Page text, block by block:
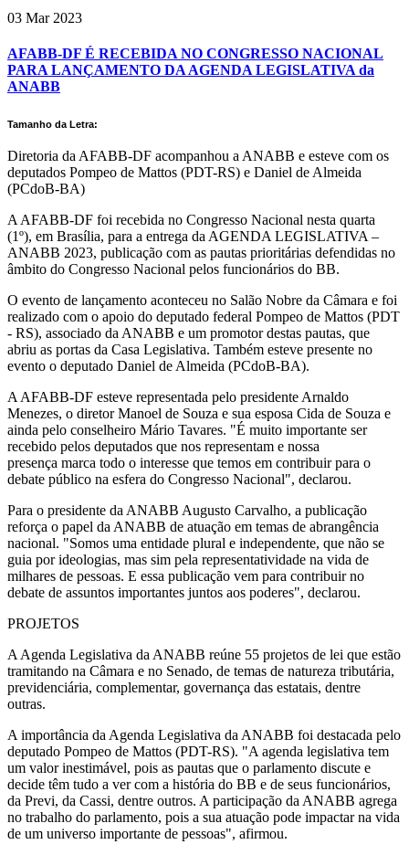
03 Mar 2023
AFABB-DF É RECEBIDA NO CONGRESSO NACIONAL
PARA LANÇAMENTO DA AGENDA LEGISLATIVA da
ANABB
Tamanho da Letra:
Diretoria da AFABB-DF acompanhou a ANABB e esteve com os
deputados Pompeo de Mattos (PDT-RS) e Daniel de Almeida
(PCdoB-BA)
A AFABB-DF foi recebida no Congresso Nacional nesta quarta
(1º), em Brasília, para a entrega da AGENDA LEGISLATIVA –
ANABB 2023, publicação com as pautas prioritárias defendidas no
âmbito do Congresso Nacional pelos funcionários do BB.
O evento de lançamento aconteceu no Salão Nobre da Câmara e foi
realizado com o apoio do deputado federal Pompeo de Mattos (PDT
- RS), associado da ANABB e um promotor destas pautas, que
abriu as portas da Casa Legislativa. Também esteve presente no
evento o deputado Daniel de Almeida (PCdoB-BA).
A AFABB-DF esteve representada pelo presidente Arnaldo
Menezes, o diretor Manoel de Souza e sua esposa Cida de Souza e
ainda pelo conselheiro Mário Tavares. "É muito importante ser
recebido pelos deputados que nos representam e nossa
presença marca todo o interesse que temos em contribuir para o
debate público na esfera do Congresso Nacional", declarou.
Para o presidente da ANABB Augusto Carvalho, a publicação
reforça o papel da ANABB de atuação em temas de abrangência
nacional. "Somos uma entidade plural e independente, que não se
guia por ideologias, mas sim pela representatividade na vida de
milhares de pessoas. E essa publicação vem para contribuir no
debate de assuntos importantes juntos aos poderes", declarou.
PROJETOS
A Agenda Legislativa da ANABB reúne 55 projetos de lei que estão
tramitando na Câmara e no Senado, de temas de natureza tributária,
previdenciária, complementar, governança das estatais, dentre
outras.
A importância da Agenda Legislativa da ANABB foi destacada pelo
deputado Pompeo de Mattos (PDT-RS). "A agenda legislativa tem
um valor inestimável, pois as pautas que o parlamento discute e
decide têm tudo a ver com a história do BB e de seus funcionários,
da Previ, da Cassi, dentre outros. A participação da ANABB agrega
no trabalho do parlamento, pois a sua atuação pode impactar na vida
de um universo importante de pessoas", afirmou.